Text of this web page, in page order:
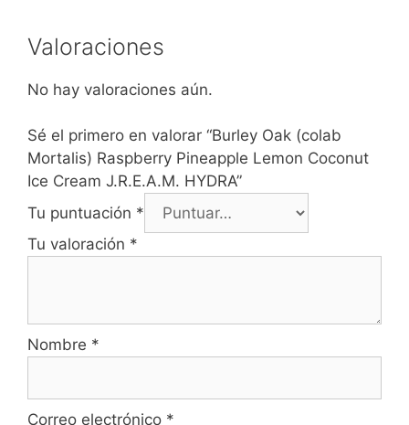
Valoraciones
No hay valoraciones aún.
Sé el primero en valorar “Burley Oak (colab
Mortalis) Raspberry Pineapple Lemon Coconut
Ice Cream J.R.E.A.M. HYDRA”
Tu puntuación *
Tu valoración *
Nombre *
Correo electrónico *